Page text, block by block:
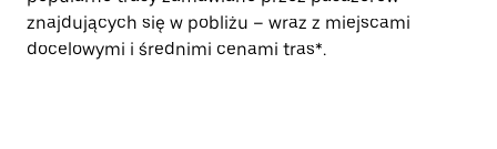
znajdujących się w pobliżu – wraz z miejscami
docelowymi i średnimi cenami tras*.